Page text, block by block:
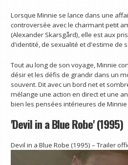
Lorsque Minnie se lance dans une
controversée avec le charmant petit
(Alexander Skarsgård), elle est aux
d'identité, de sexualité et d'estime de
Tout au long de son voyage, Minnie
désir et les défis de grandir dans un
souvent. Dit avec un bord net et
mélange une action en direct et une
bien les pensées intérieures de
'Devil in a Blue Robe' (1995)
Devil in a Blue Robe (1995) – Trailer